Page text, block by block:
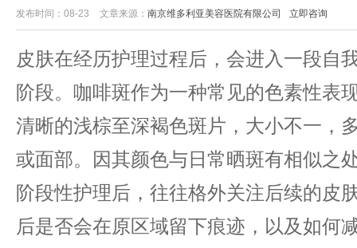
发布时间：08-23 文章来源： 南京维多利亚美容医院有限公司 立即咨询
皮肤在经历护理过程后，会进入一段自
阶段。咖啡斑作为一种常见的色素性表
清晰的浅棕至深褐色斑片，大小不一，
或面部。因其颜色与日常晒斑有相似之
阶段性护理后，往往格外关注后续的皮
后是否会在原区域留下痕迹，以及如何